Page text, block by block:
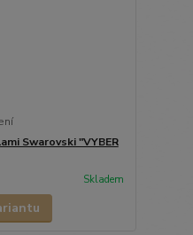
Swarovski "VYBER
Skladem